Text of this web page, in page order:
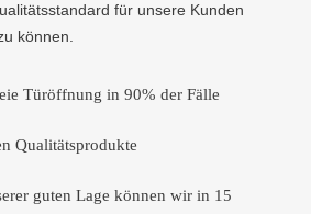
für unsere Kunden
können.
Türöffnung in 90% der Fälle
Qualitätsprodukte
guten Lage können wir in 15